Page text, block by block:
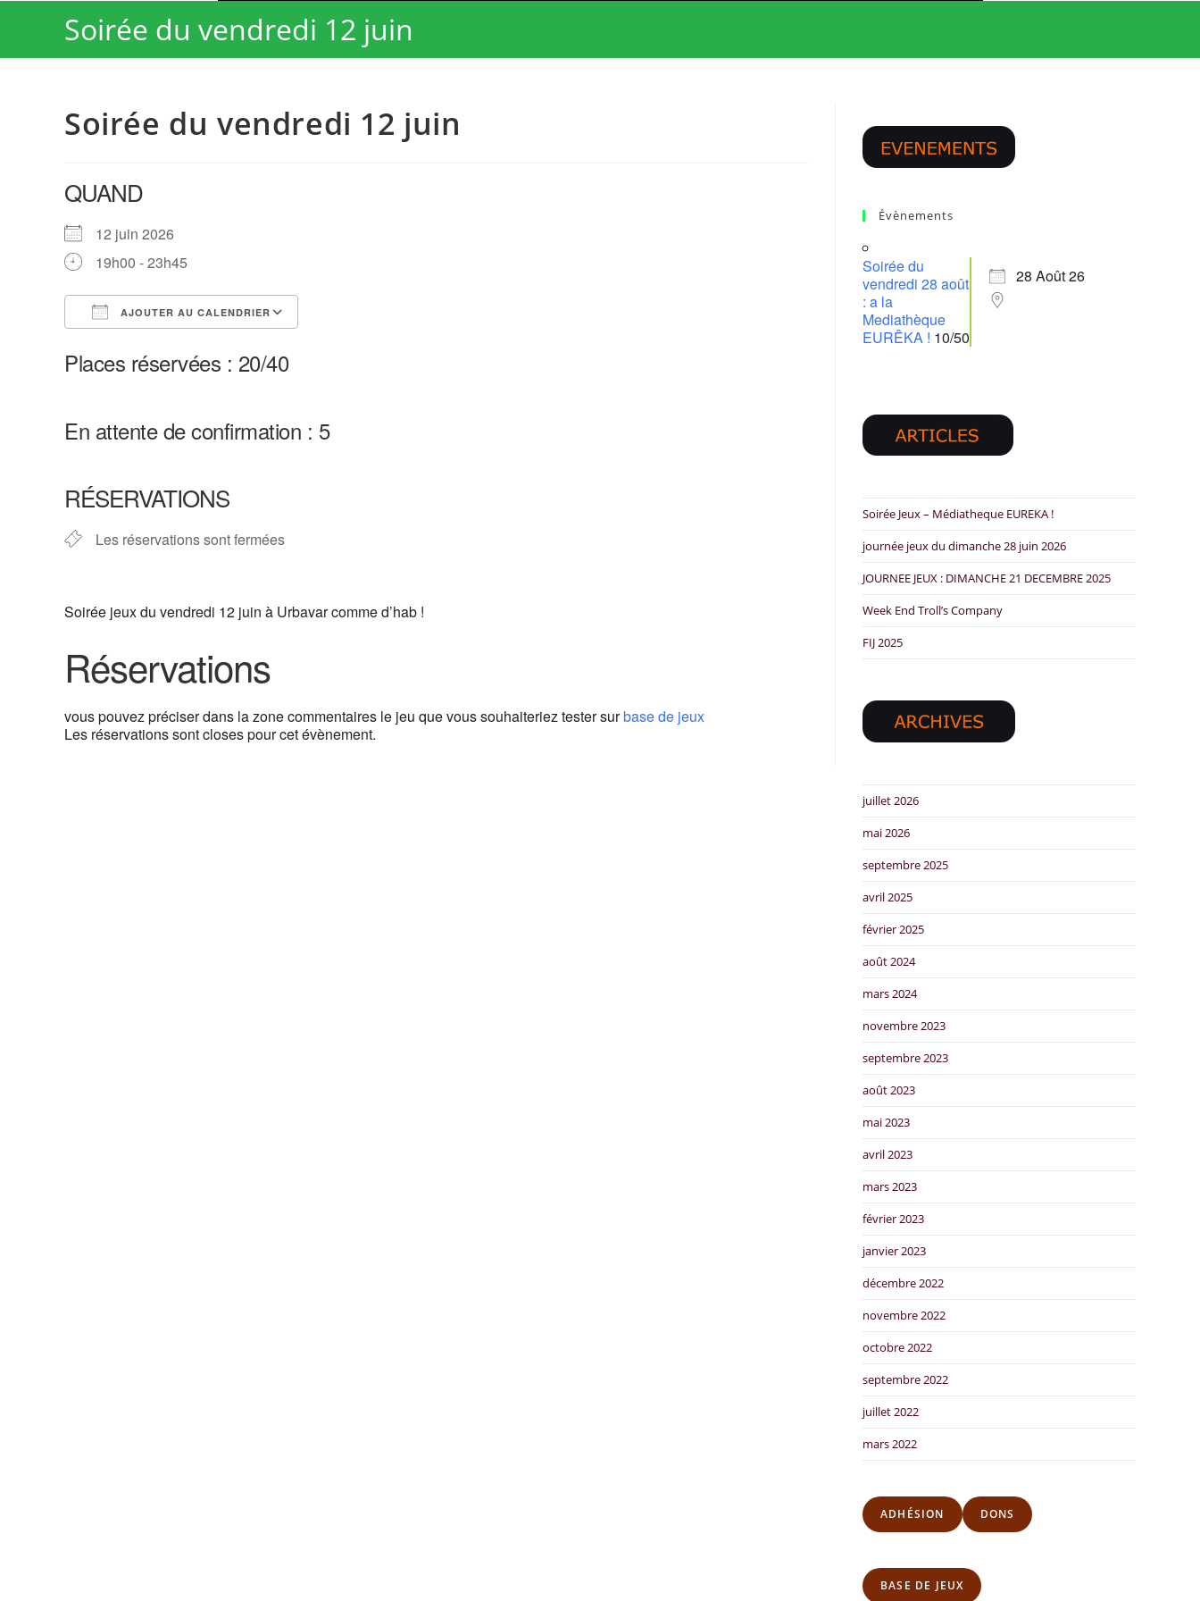
Soirée du vendredi 12 juin
Soirée du vendredi 12 juin
QUAND
12 juin 2026
19h00 - 23h45
AJOUTER AU CALENDRIER
Places réservées : 20/40
En attente de confirmation : 5
RÉSERVATIONS
Les réservations sont fermées
Soirée jeux du vendredi 12 juin à Urbavar comme d’hab !
Réservations
vous pouvez préciser dans la zone commentaires le jeu que vous souhaiteriez tester surbase de jeux
Les réservations sont closes pour cet évènement.
Évènements
Soirée du
vendredi 28 août
: a la
Mediathèque
EURÊKA ! 10/50
28 Août 26
Soirée Jeux – Médiatheque EUREKA !
journée jeux du dimanche 28 juin 2026
JOURNEE JEUX : DIMANCHE 21 DECEMBRE 2025
Week End Troll’s Company
FIJ 2025
juillet 2026
mai 2026
septembre 2025
avril 2025
février 2025
août 2024
mars 2024
novembre 2023
septembre 2023
août 2023
mai 2023
avril 2023
mars 2023
février 2023
janvier 2023
décembre 2022
novembre 2022
octobre 2022
septembre 2022
juillet 2022
mars 2022
ADHÉSION DONS
BASE DE JEUX